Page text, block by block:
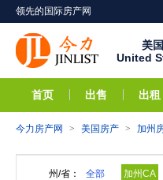
领先的国际房产网
美国
United
首页 出售 出租
今力房产网 > 美国房产 > 加州
州/省： 全部 加州CA